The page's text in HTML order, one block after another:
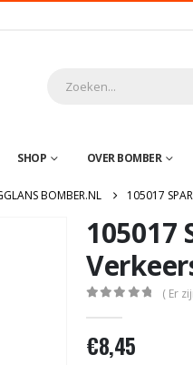
SHOP OVER BOMBER
BOMBER.NL 105017
105017
( Er
€8,45